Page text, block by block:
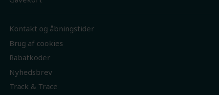
Kontakt og åbningstider
Brug af cookies
Rabatkoder
Nyhedsbrev
Track & Trace